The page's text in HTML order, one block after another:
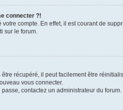
connecter ?!
compte. En effet, il est courant de
sur le forum.
récupéré, il peut facilement être
vous connecter.
contactez un administrateur du forum.